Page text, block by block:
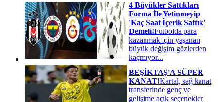
4 Büyükler Sattıkları
Forma İle Yetinmeyip
'Kaç Saat İçerik Sattık'
Demeli!Futbolda para
kazanmak için yaşanan
büyük değişim gözlerden
kaçmıyor...
BEŞİKTAŞ'A SÜPER
KANAT!Kartal, sağ kanat
transferinde genç ve
gelişime açık seçenekler